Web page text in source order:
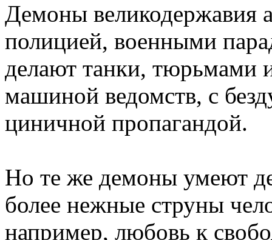
Демоны великодержавия
полицией, военными
делают танки, тюрьмами
машиной ведомств, с
циничной пропагандой.
Но те же демоны умеют
более нежные струны
например, любовь к